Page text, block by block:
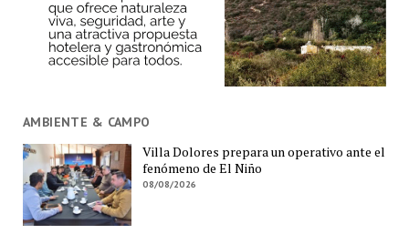
AMBIENTE & CAMPO
Villa Dolores prepara un operativo ante el
fenómeno de El Niño
08/08/2026